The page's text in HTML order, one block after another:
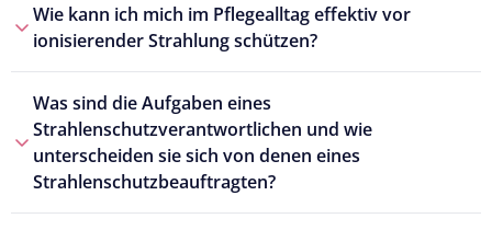
Wie kann ich mich im Pflegealltag effektiv vor
ionisierender Strahlung schützen?
Was sind die Aufgaben eines
Strahlenschutzverantwortlichen und wie
unterscheiden sie sich von denen eines
Strahlenschutzbeauftragten?